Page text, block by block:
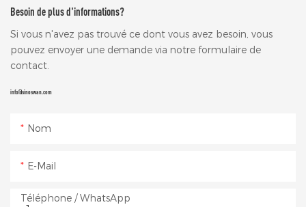
Besoin de plus d'informations?
Si vous n'avez pas trouvé ce dont vous avez besoin, vous
pouvez envoyer une demande via notre formulaire de
contact.
info@sinoswan.com
Nom
E-Mail
Téléphone / WhatsApp